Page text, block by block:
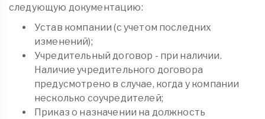
следующую документацию:
Устав компании (с учетом последних
изменений);
Учредительный договор - при наличии.
Наличие учредительного договора
предусмотрено в случае, когда у компании
несколько соучредителей;
Приказ о назначении на должность